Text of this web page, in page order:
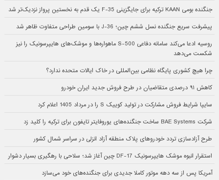
جنگنده بومی KAAN ترکیه برای جایگزینی F-35 یک قدم به نخستین پرواز نزدیک‌تر شد
پیشرفت سریع جنگنده نسل ششم چین؛ J-36 با سومین طراحی متفاوت ظاهر شد
روسیه ادعا می‌کند سامانه دفاعی S-500 ماهواره‌ها و موشک‌های هایپرسونیک را نیز
شکست می‌دهد
چرا هیچ کشوری پایگاه نظامی بین‌المللی در خاک ایالات متحده ندارد؟
کاهش ۹۱ درصدی متقاضیان در طرح فروش جدید ایران خودرو
سایپا شرایط فروش مشارکت در تولید کوییک S را در مرداد 1405 اعلام کرد
شرکت BAE Systems ساخت جنگنده‌های یوروفایتر تایفون برای ترکیه را کلید زد
طرح آزادسازی تردد خودروهای پلاک منطقه آزاد انزلی در سراسر شمال کشور
استقرار انبوه موشک هایپرسونیک DF-17 چین آغاز شد؛ سلاحی با رهگیری بسیار دشوار
آمریکا پس از سه دهه موتور کاملا جدیدی برای جنگنده‌های خود می‌سازد